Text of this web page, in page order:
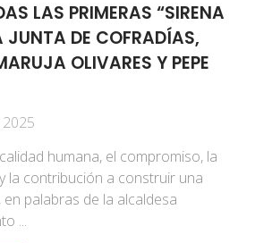
LAS PRIMERAS “SIRENA
JUNTA DE COFRADÍAS,
OLIVARES Y PEPE
humana, el compromiso, la
la contribución a construir una
palabras de la alcaldesa
...